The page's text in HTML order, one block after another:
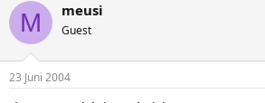
M meusi
Guest
23 Juni 2004